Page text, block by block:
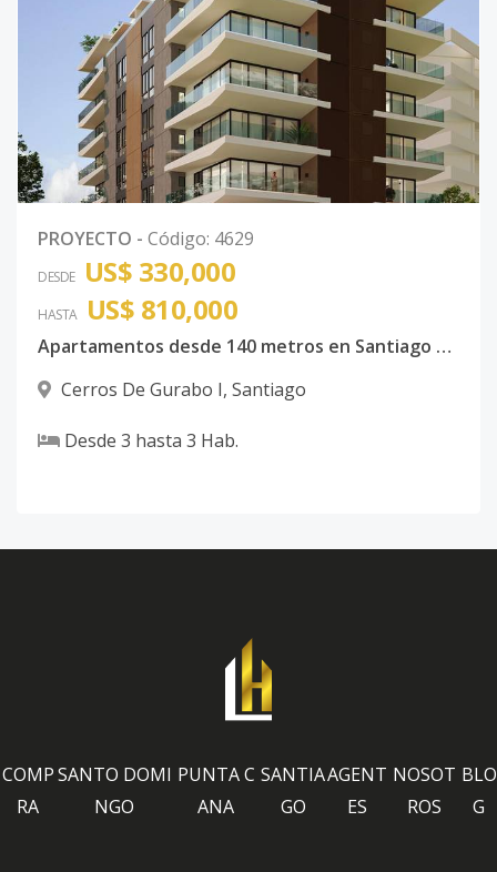
PROYECTO - Código: 4629
DESDE US$ 330,000
HASTA US$ 810,000
Apartamentos desde 140 metros en Santiago de los caballeros consta de: Vestíbulo, ascensor, escalera principal, escalera de servicio, recibidor, baños de visita, estar, sala, comedor, cocina, despensa, lavado y cocina caliente, dormitorio de servicio, baño de servicio,
Cerros De Gurabo I, Santiago
Desde 3 hasta 3 Hab.
COMP
RA
SANTO DOMI
NGO
PUNTA C
ANA
SANTIA
GO
AGENT
ES
NOSOT
ROS
BLO
G